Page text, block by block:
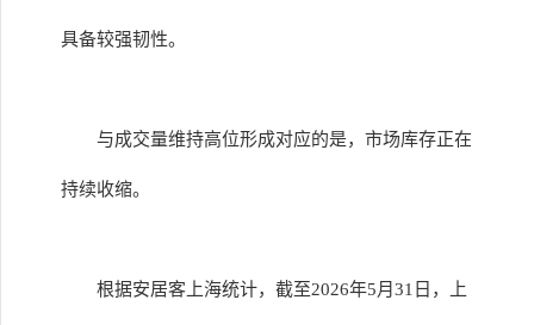
具备较强韧性。
与成交量维持高位形成对应的是，市场库存正在
持续收缩。
根据安居客上海统计，截至2026年5月31日，上